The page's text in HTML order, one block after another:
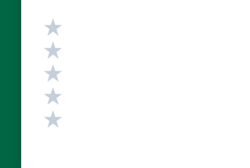
Valutazione